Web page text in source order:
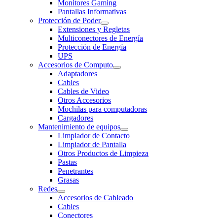
Monitores Gaming
Pantallas Informativas
Protección de Poder
Extensiones y Regletas
Multiconectores de Energía
Protección de Energía
UPS
Accesorios de Computo
Adaptadores
Cables
Cables de Video
Otros Accesorios
Mochilas para computadoras
Cargadores
Mantenimiento de equipos
Limpiador de Contacto
Limpiador de Pantalla
Otros Productos de Limpieza
Pastas
Penetrantes
Grasas
Redes
Accesorios de Cableado
Cables
Conectores